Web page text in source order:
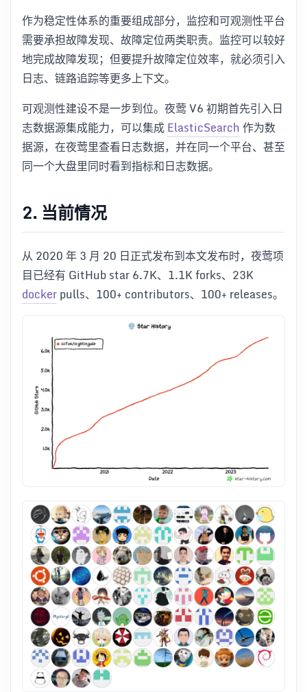
作为稳定性体系的重要组成部分，监控和可观测性平台
需要承担故障发现、故障定位两类职责。监控可以较好
地完成故障发现；但要提升故障定位效率，就必须引入
日志、链路追踪等更多上下文。
可观测性建设不是一步到位。夜莺 V6 初期首先引入日
志数据源集成能力，可以集成ElasticSearch作为数
据源，在夜莺里查看日志数据，并在同一个平台、甚至
同一个大盘里同时看到指标和日志数据。
2. 当前情况
从 2020 年 3 月 20 日正式发布到本文发布时，夜莺项
目已经有 GitHub star 6.7K、1.1K forks、23K
dockerpulls、100+ contributors、100+ releases。